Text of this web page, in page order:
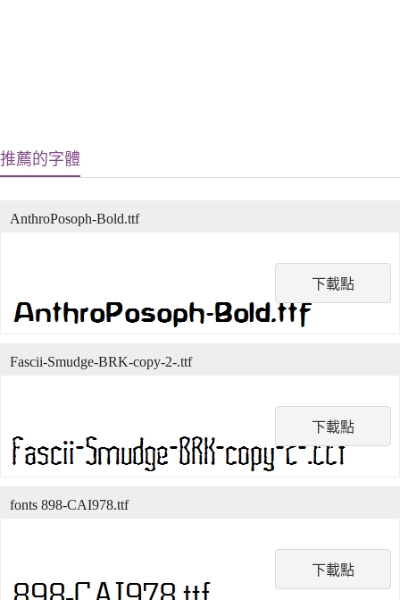
推薦的字體
下載點
AnthroPosoph-Bold.ttf
下載點
Fascii-Smudge-BRK-copy-2-.ttf
下載點
fonts 898-CAI978.ttf